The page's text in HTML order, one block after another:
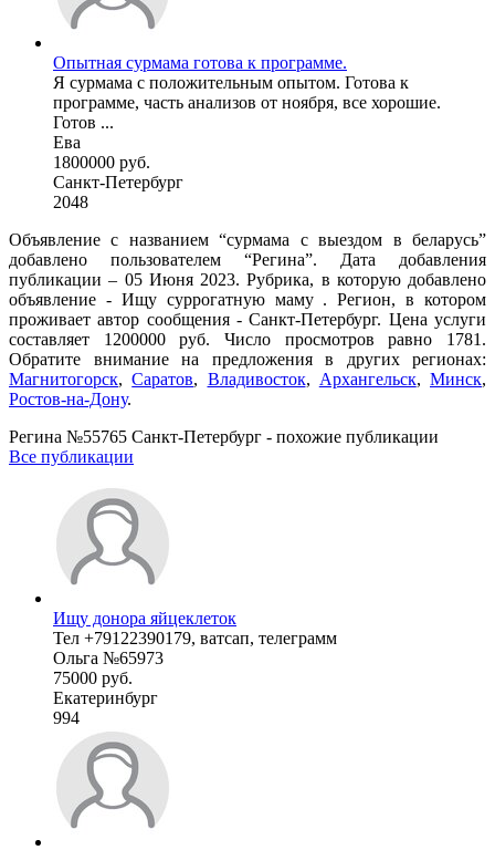
Опытная сурмама готова к программе.
Я сурмама с положительным опытом. Готова к
программе, часть анализов от ноября, все хорошие.
Готов ...
Ева
1800000 руб.
Санкт-Петербург
2048
Объявление с названием “сурмама с выездом в беларусь”
добавлено пользователем “Регина”. Дата добавления
публикации – 05 Июня 2023. Рубрика, в которую добавлено
объявление - Ищу суррогатную маму . Регион, в котором
проживает автор сообщения - Санкт-Петербург. Цена услуги
составляет 1200000 руб. Число просмотров равно 1781.
Обратите внимание на предложения в других регионах:
Магнитогорск,Саратов, Владивосток, Архангельск, Минск,
Ростов-на-Дону.
Регина №55765 Санкт-Петербург - похожие публикации
Все публикации
Ищу донора яйцеклеток
Тел +79122390179, ватсап, телеграмм
Ольга №65973
75000 руб.
Екатеринбург
994